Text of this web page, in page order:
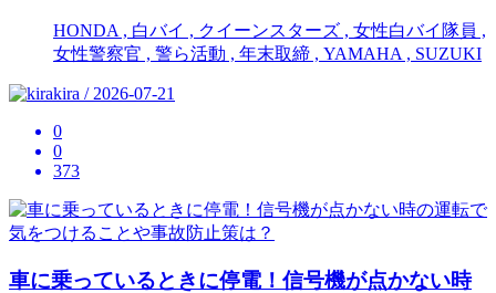
HONDA , 白バイ , クイーンスターズ , 女性白バイ隊員 ,
女性警察官 , 警ら活動 , 年末取締 , YAMAHA , SUZUKI
kira / 2026-07-21
0
0
373
車に乗っているときに停電！信号機が点かない時